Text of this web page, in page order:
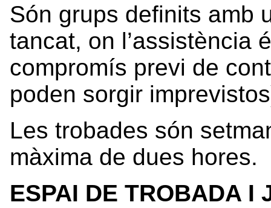
Són grups definits amb
tancat, on l’assistència
compromís previ de
poden sorgir
Les trobades són
màxima de dues hores.
ESPAI DE TROBADA I